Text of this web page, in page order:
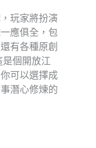
玩家將扮演
應俱全，包
有各種原創
是個開放江
可以選擇成
潛心修煉的